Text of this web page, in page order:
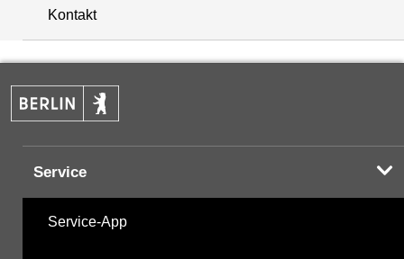
Kontakt
Service
Service-App